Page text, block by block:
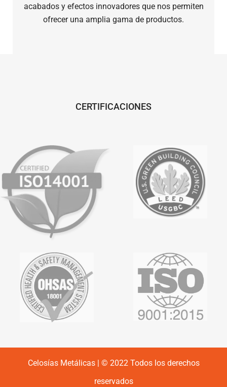
acabados y efectos innovadores que nos permiten
ofrecer una amplia gama de productos.
CERTIFICACIONES
Celosías Metálicas | © 2022 Todos los derechos
reservados